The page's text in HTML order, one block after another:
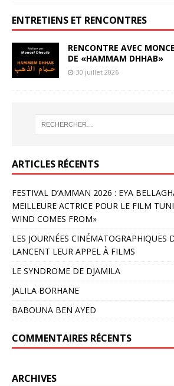
ENTRETIENS ET RENCONTRES
RENCONTRE AVEC
DE «HAMMAM DHHAB»
30 juillet 2026
ARTICLES RÉCENTS
FESTIVAL D’AMMAN 2026 : EYA
MEILLEURE ACTRICE POUR LE FILM
WIND COMES FROM»
LES JOURNÉES CINÉMATOGRAPHIQUES
LANCENT LEUR APPEL À FILMS
LE SYNDROME DE DJAMILA
JALILA BORHANE
BABOUNA BEN AYED
COMMENTAIRES RÉCENTS
ARCHIVES